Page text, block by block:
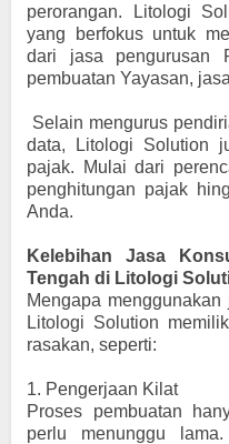
perorangan. Litologi
yang berfokus untuk
dari jasa pengurusan
pembuatan Yayasan,
Selain mengurus
data, Litologi Solution
pajak. Mulai dari
penghitungan pajak
Anda.
Kelebihan Jasa
Tengah di Litologi
Mengapa
Litologi Solution
rasakan, seperti:
1. Pengerjaan Kilat
Proses pembuatan
perlu menunggu